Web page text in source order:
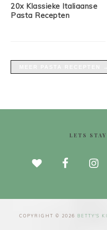
20x Klassieke Italiaanse
Pasta Recepten
LETS
COPYRIGHT © 2026 BETTY'S